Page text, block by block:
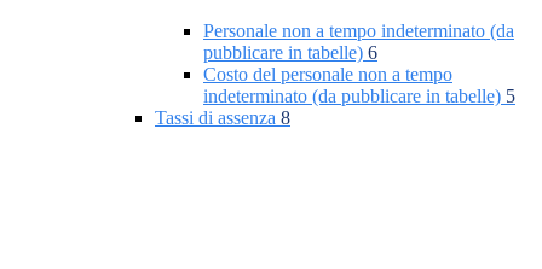
Personale non a tempo indeterminato (da
pubblicare in tabelle) 6
Costo del personale non a tempo
indeterminato (da pubblicare in tabelle) 5
Tassi di assenza 8